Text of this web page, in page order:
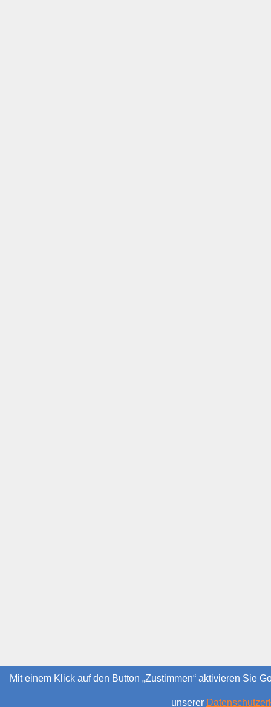
Mit einem Klick auf den Button „Zustimmen“ aktivieren Sie
unserer